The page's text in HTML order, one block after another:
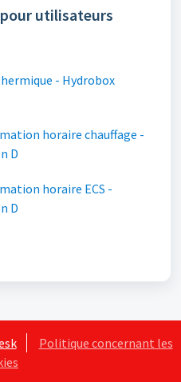
utilisateurs
- Hydrobox
horaire chauffage -
D
horaire ECS -
D
Politique concernant les